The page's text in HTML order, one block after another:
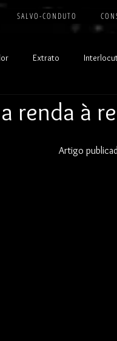
S A L V O - C O N D U T O C O N
Extrato
renda à
Artigo